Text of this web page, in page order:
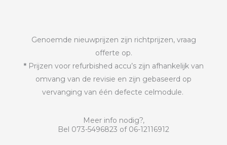
Genoemde nieuwprijzen zijn richtprijzen, vraag
offerte op.
* Prijzen voor refurbished accu’s zijn afhankelijk van
omvang van de revisie en zijn gebaseerd op
vervanging van één defecte celmodule.
Meer info nodig?,
Bel 073-5496823 of 06-12116912